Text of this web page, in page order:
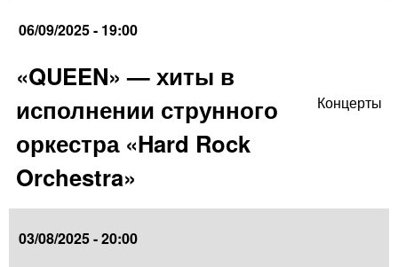
06/09/2025 - 19:00
«QUEEN» — хиты в
исполнении струнного
оркестра «Hard Rock
Orchestra»
Концерты
03/08/2025 - 20:00